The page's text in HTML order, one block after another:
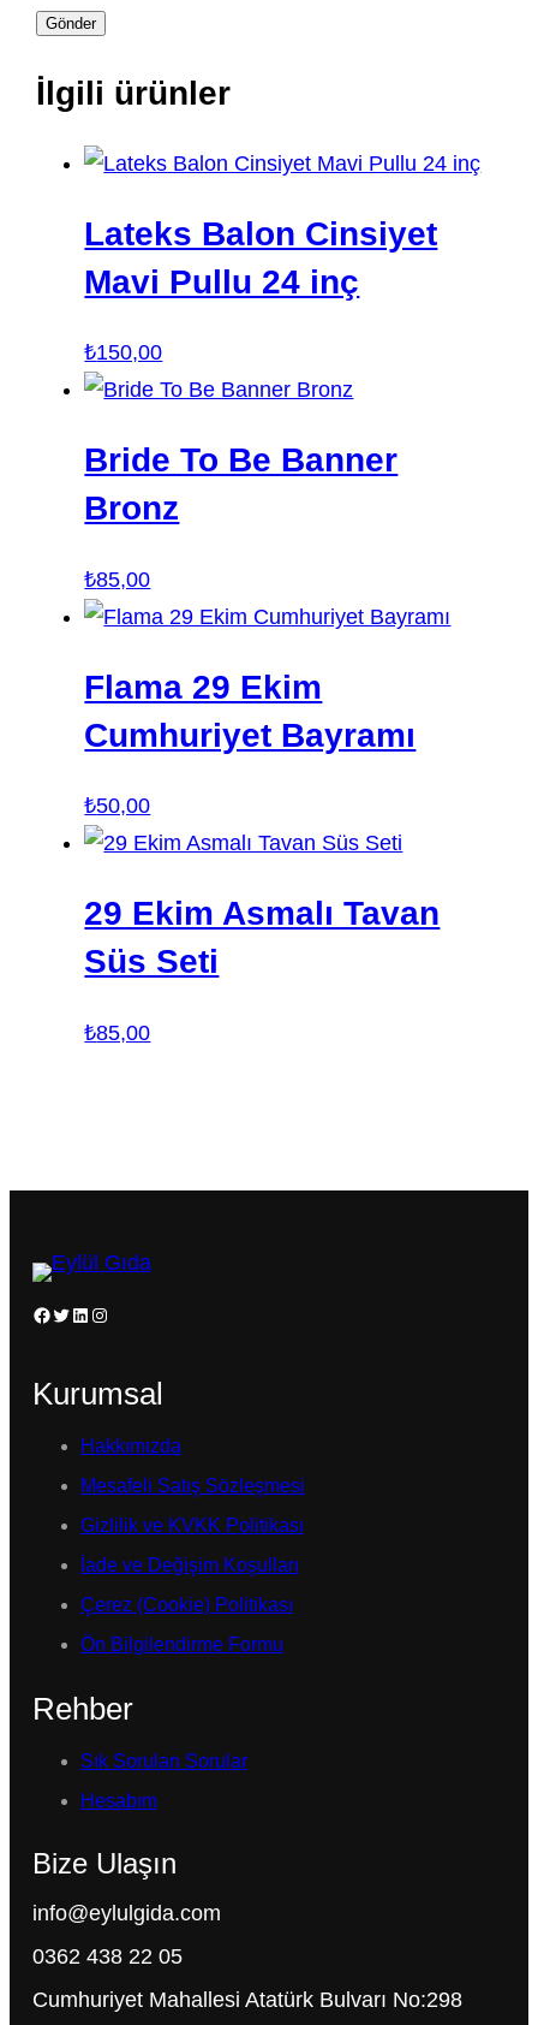
İlgili ürünler
Lateks Balon Cinsiyet
Mavi Pullu 24 inç
₺150,00
Bride To Be Banner
Bronz
₺85,00
Flama 29 Ekim
Cumhuriyet Bayramı
₺50,00
29 Ekim Asmalı Tavan
Süs Seti
₺85,00
Facebook Twitter LinkedIn Instagram
Kurumsal
Hakkımızda
Mesafeli Satış Sözleşmesi
Gizlilik ve KVKK Politikası
İade ve Değişim Koşulları
Çerez (Cookie) Politikası
Ön Bilgilendirme Formu
Rehber
Sık Sorulan Sorular
Hesabım
Bize Ulaşın
info@eylulgida.com
0362 438 22 05
Cumhuriyet Mahallesi Atatürk Bulvarı No:298